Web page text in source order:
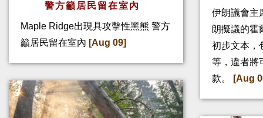
警方籲居民留在室內
Maple Ridge出現具攻擊性黑熊 警方
籲居民留在室內 [Aug 09]
伊朗議會主
朗擬議的霍
初步文本，
等，違者將
款。
[Aug